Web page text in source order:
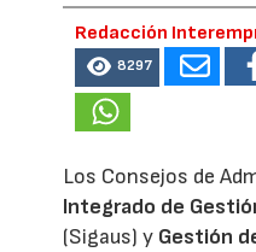
Redacción
8297
Los Consejos de
Integrado de
(Sigaus) y Gestión